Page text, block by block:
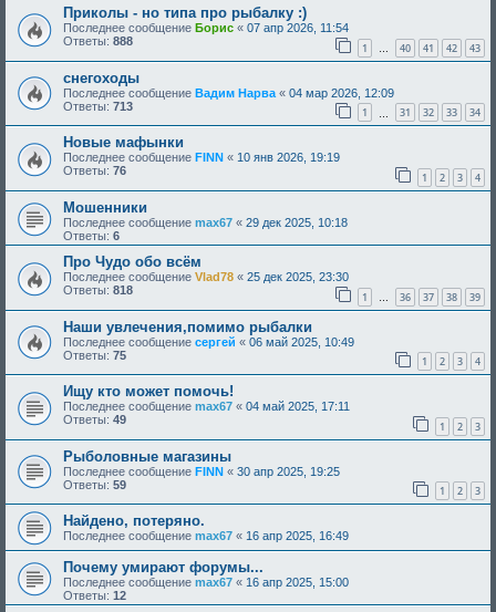
Приколы - но типа про рыбалку :)
Последнее сообщение Борис « 07 апр 2026, 11:54
Ответы: 888 1 … 40 41 42 43
снегоходы
Последнее сообщение Вадим Нарва « 04 мар 2026, 12:09
Ответы: 713 1 31 32 33 34
Новые мафынки
Последнее сообщение FINN « 10 янв 2026, 19:19
Ответы: 76 1 2 3 4
Мошенники
Последнее сообщение max67 « 29 дек 2025, 10:18
Ответы: 6
Про Чудо обо всём
Последнее сообщение Vlad78 « 25 дек 2025, 23:30
Ответы: 818 1 36 37 38 39
Наши увлечения,помимо рыбалки
Последнее сообщение сергей « 06 май 2025, 10:49
Ответы: 75 1 2 3 4
Ищу кто может помочь!
Последнее сообщение max67 « 04 май 2025, 17:11
Ответы: 49 1 2 3
Рыболовные магазины
Последнее сообщение FINN « 30 апр 2025, 19:25
Ответы: 59 1 2 3
Найдено, потеряно.
Последнее сообщение max67 « 16 апр 2025, 16:49
Почему умирают форумы...
Последнее сообщение max67 « 16 апр 2025, 15:00
Ответы: 12